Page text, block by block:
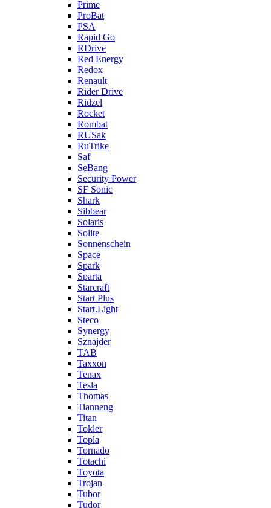
Prime
ProBat
PSA
Rapid Go
RDrive
Red Energy
Redox
Renault
Rider Drive
Ridzel
Rocket
Rombat
RUSak
RuTrike
Saf
SeBang
Security Power
SF Sonic
Shark
Sibbear
Solaris
Solite
Sonnenschein
Space
Spark
Sparta
Starcraft
Start Plus
Start.Light
Steco
Synergy
Sznajder
TAB
Taxxon
Tenax
Tesla
Thomas
Tianneng
Titan
Tokler
Topla
Tornado
Totachi
Toyota
Trojan
Tubor
Tudor